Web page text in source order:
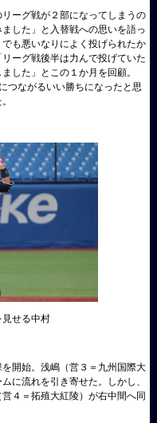
ーグ戦が２部になってしまうの
した」と入替戦への思いを語っ
も悪いなりによく投げられたか
ーグ戦後半は力んで投げていた
した」とこの１か月を回顧。
つながるいい勝ちになったと思
せる中村
開始。浅嶋（営３＝九州国際大
に流れを引き寄せた。しかし、
４＝拓殖大紅陵）が右中間へ同